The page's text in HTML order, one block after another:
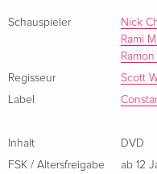
ein hohes Kopfgeld auf
nicht nur mit der Polizei
Verfolgungsjagd quer
und Tod beginnt
Schauspieler Nick
Rami
Regisseur
Scott
Label
Inhalt
DVD
FSK / Altersfreigabe
ab 12